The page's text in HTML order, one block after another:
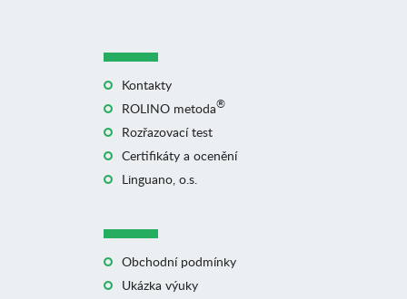
Kontakty
ROLINO metoda®
Rozřazovací test
Certifikáty a ocenění
Linguano, o.s.
Obchodní podmínky
Ukázka výuky